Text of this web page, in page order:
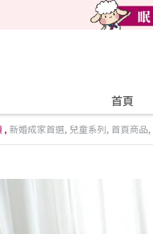
首頁
, 新婚成家首選, 兒童系列, 首頁商品,